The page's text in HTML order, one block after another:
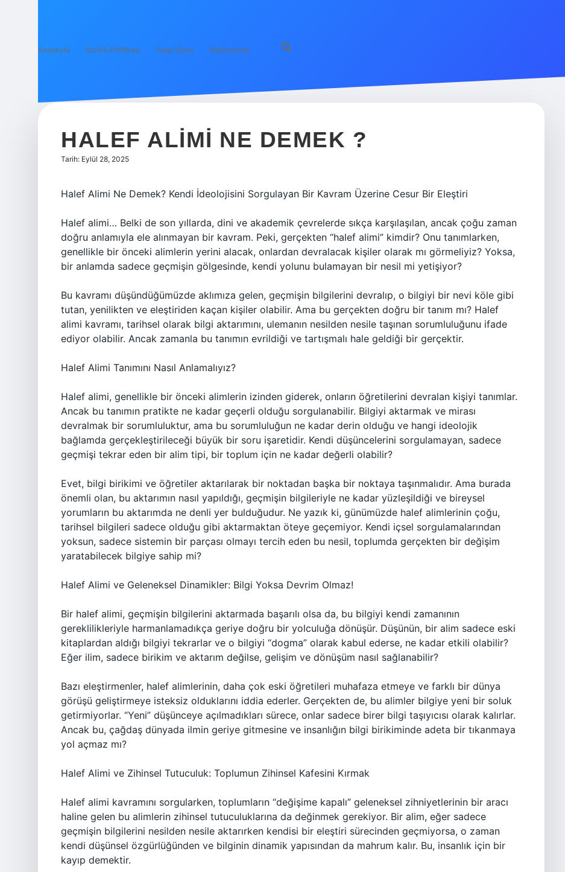
Anasayfa Gizlilik Politikası Yasal Uyarı Hakkımızda
HALEF ALIMI NE DEMEK ?
Tarih: Eylül 28, 2025
Halef Alimi Ne Demek? Kendi İdeolojisini Sorgulayan Bir Kavram Üzerine Cesur Bir Eleştiri
Halef alimi… Belki de son yıllarda, dini ve akademik çevrelerde sıkça karşılaşılan, ancak çoğu zaman
doğru anlamıyla ele alınmayan bir kavram. Peki, gerçekten “halef alimi” kimdir? Onu tanımlarken,
genellikle bir önceki alimlerin yerini alacak, onlardan devralacak kişiler olarak mı görmeliyiz? Yoksa,
bir anlamda sadece geçmişin gölgesinde, kendi yolunu bulamayan bir nesil mi yetişiyor?
Bu kavramı düşündüğümüzde aklımıza gelen, geçmişin bilgilerini devralıp, o bilgiyi bir nevi köle gibi
tutan, yenilikten ve eleştiriden kaçan kişiler olabilir. Ama bu gerçekten doğru bir tanım mı? Halef
alimi kavramı, tarihsel olarak bilgi aktarımını, ulemanın nesilden nesile taşınan sorumluluğunu ifade
ediyor olabilir. Ancak zamanla bu tanımın evrildiği ve tartışmalı hale geldiği bir gerçektir.
Halef Alimi Tanımını Nasıl Anlamalıyız?
Halef alimi, genellikle bir önceki alimlerin izinden giderek, onların öğretilerini devralan kişiyi tanımlar.
Ancak bu tanımın pratikte ne kadar geçerli olduğu sorgulanabilir. Bilgiyi aktarmak ve mirası
devralmak bir sorumluluktur, ama bu sorumluluğun ne kadar derin olduğu ve hangi ideolojik
bağlamda gerçekleştirileceği büyük bir soru işaretidir. Kendi düşüncelerini sorgulamayan, sadece
geçmişi tekrar eden bir alim tipi, bir toplum için ne kadar değerli olabilir?
Evet, bilgi birikimi ve öğretiler aktarılarak bir noktadan başka bir noktaya taşınmalıdır. Ama burada
önemli olan, bu aktarımın nasıl yapıldığı, geçmişin bilgileriyle ne kadar yüzleşildiği ve bireysel
yorumların bu aktarımda ne denli yer bulduğudur. Ne yazık ki, günümüzde halef alimlerinin çoğu,
tarihsel bilgileri sadece olduğu gibi aktarmaktan öteye geçemiyor. Kendi içsel sorgulamalarından
yoksun, sadece sistemin bir parçası olmayı tercih eden bu nesil, toplumda gerçekten bir değişim
yaratabilecek bilgiye sahip mi?
Halef Alimi ve Geleneksel Dinamikler: Bilgi Yoksa Devrim Olmaz!
Bir halef alimi, geçmişin bilgilerini aktarmada başarılı olsa da, bu bilgiyi kendi zamanının
gereklilikleriyle harmanlamadıkça geriye doğru bir yolculuğa dönüşür. Düşünün, bir alim sadece eski
kitaplardan aldığı bilgiyi tekrarlar ve o bilgiyi “dogma” olarak kabul ederse, ne kadar etkili olabilir?
Eğer ilim, sadece birikim ve aktarım değilse, gelişim ve dönüşüm nasıl sağlanabilir?
Bazı eleştirmenler, halef alimlerinin, daha çok eski öğretileri muhafaza etmeye ve farklı bir dünya
görüşü geliştirmeye isteksiz olduklarını iddia ederler. Gerçekten de, bu alimler bilgiye yeni bir soluk
getirmiyorlar. “Yeni” düşünceye açılmadıkları sürece, onlar sadece birer bilgi taşıyıcısı olarak kalırlar.
Ancak bu, çağdaş dünyada ilmin geriye gitmesine ve insanlığın bilgi birikiminde adeta bir tıkanmaya
yol açmaz mı?
Halef Alimi ve Zihinsel Tutuculuk: Toplumun Zihinsel Kafesini Kırmak
Halef alimi kavramını sorgularken, toplumların “değişime kapalı” geleneksel zihniyetlerinin bir aracı
haline gelen bu alimlerin zihinsel tutuculuklarına da değinmek gerekiyor. Bir alim, eğer sadece
geçmişin bilgilerini nesilden nesile aktarırken kendisi bir eleştiri sürecinden geçmiyorsa, o zaman
kendi düşünsel özgürlüğünden ve bilginin dinamik yapısından da mahrum kalır. Bu, insanlık için bir
kayıp demektir.